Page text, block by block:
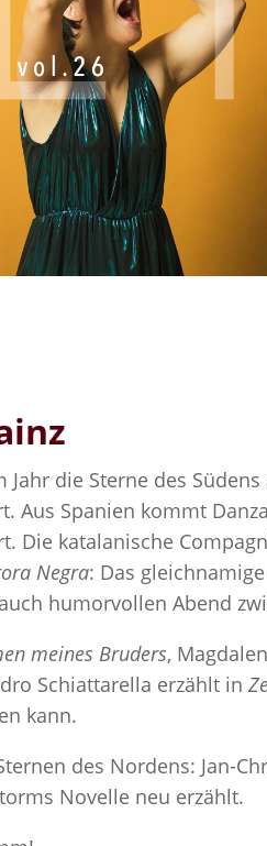
die Sterne des
Aus Spanien kommt
Die katalanische
Negra: Das
humorvollen Abend
meines Bruders,
Schiattarella erzählt in
kann.
des Nordens: Jan-
Novelle neu erzählt.